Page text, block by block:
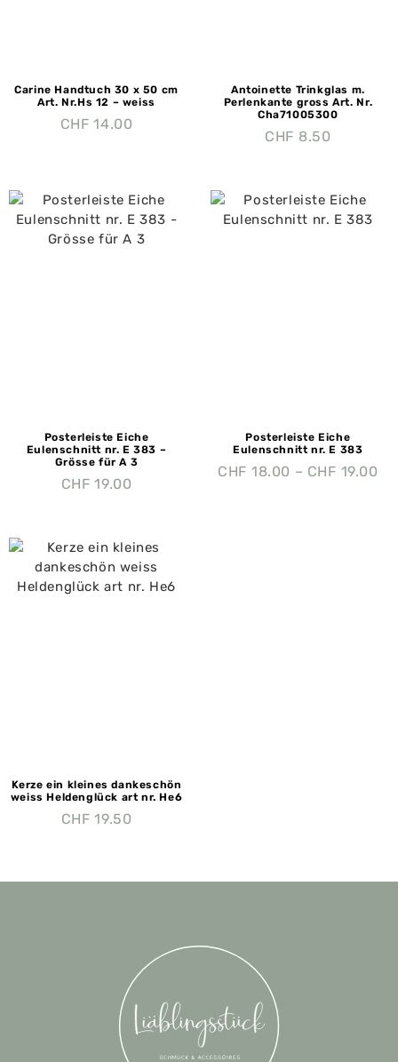
Carine Handtuch 30 x 50 cm
Art. Nr.Hs 12 – weiss
CHF 14.00
Antoinette Trinkglas m.
Perlenkante gross Art. Nr.
Cha71005300
CHF 8.50
Posterleiste Eiche
Eulenschnitt nr. E 383 –
Grösse für A 3
CHF 19.00
Posterleiste Eiche
Eulenschnitt nr. E 383
CHF 18.00 – CHF 19.00
Kerze ein kleines dankeschön
weiss Heldenglück art nr. He6
CHF 19.50